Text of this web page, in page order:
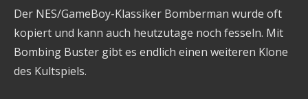
Der NES/GameBoy-Klassiker Bomberman wurde oft
kopiert und kann auch heutzutage noch fesseln. Mit
Bombing Buster gibt es endlich einen weiteren Klone
des Kultspiels.